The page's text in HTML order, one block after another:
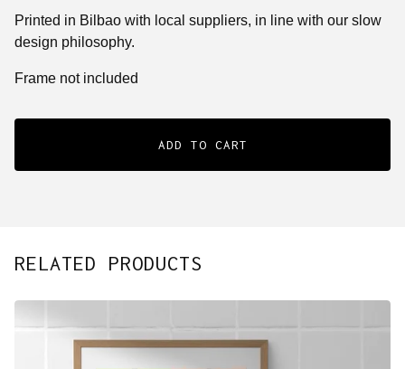
Printed in Bilbao with local suppliers, in line with our slow
design philosophy.
Frame not included
ADD TO CART
RELATED PRODUCTS